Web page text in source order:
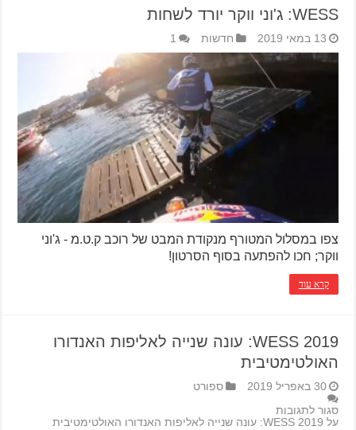
WESS: ג'וני ווקר יורד לשחות
13 במאי 2019 חדשות 1
צפו במסלול המטורף מנקודת המבט של רוכב ק.ט.מ - ג'וני
ווקר; חכו להפתעה בסוף הסרטון!
קרא עוד
WESS 2019: עונה שנייה לאליפות האנדורו
האולטימטיבית
30 באפריל 2019
ספורט
סגור לתגובות
על WESS 2019: עונה שנייה לאליפות האנדורו האולטימטיבית